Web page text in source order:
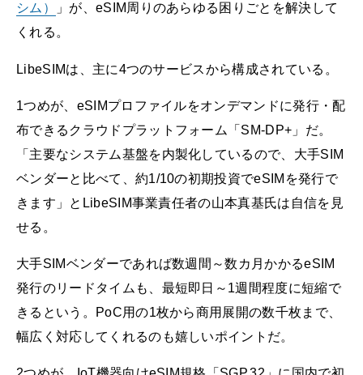
シム）
」が、eSIM周りのあらゆる困りごとを解決して
くれる。
LibeSIMは、主に4つのサービスから構成されている。
1つめが、eSIMプロファイルをオンデマンドに発行・配
布できるクラウドプラットフォーム「SM-DP+」だ。
「主要なシステム基盤を内製化しているので、大手SIM
ベンダーと比べて、約1/10の初期投資でeSIMを発行で
きます」とLibeSIM事業責任者の山本真基氏は自信を見
せる。
大手SIMベンダーであれば数週間～数カ月かかるeSIM
発行のリードタイムも、最短即日～1週間程度に短縮で
きるという。PoC用の1枚から商用展開の数千枚まで、
幅広く対応してくれるのも嬉しいポイントだ。